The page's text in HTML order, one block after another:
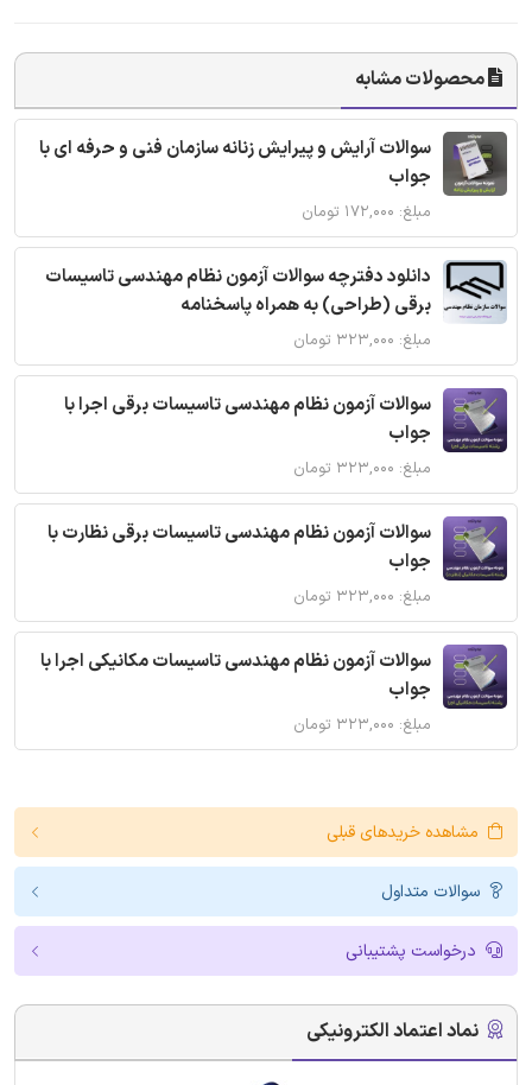
محصولات مشابه
سوالات آرایش و پیرایش زنانه سازمان فنی و حرفه ای با
جواب
مبلغ: ۱۷۲,۰۰۰ تومان
دانلود دفترچه سوالات آزمون نظام مهندسی تاسیسات
برقی (طراحی) به همراه پاسخنامه
مبلغ: ۳۲۳,۰۰۰ تومان
سوالات آزمون نظام مهندسی تاسیسات برقی اجرا با
جواب
مبلغ: ۳۲۳,۰۰۰ تومان
سوالات آزمون نظام مهندسی تاسیسات برقی نظارت با
جواب
مبلغ: ۳۲۳,۰۰۰ تومان
سوالات آزمون نظام مهندسی تاسیسات مکانیکی اجرا با
جواب
مبلغ: ۳۲۳,۰۰۰ تومان
مشاهده خریدهای قبلی
سوالات متداول
درخواست پشتیبانی
نماد اعتماد الکترونیکی